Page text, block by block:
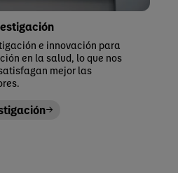
e innovación para
en la salud, lo que nos
mejor las